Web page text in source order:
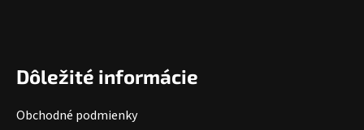
Dôležité informácie
Obchodné podmienky